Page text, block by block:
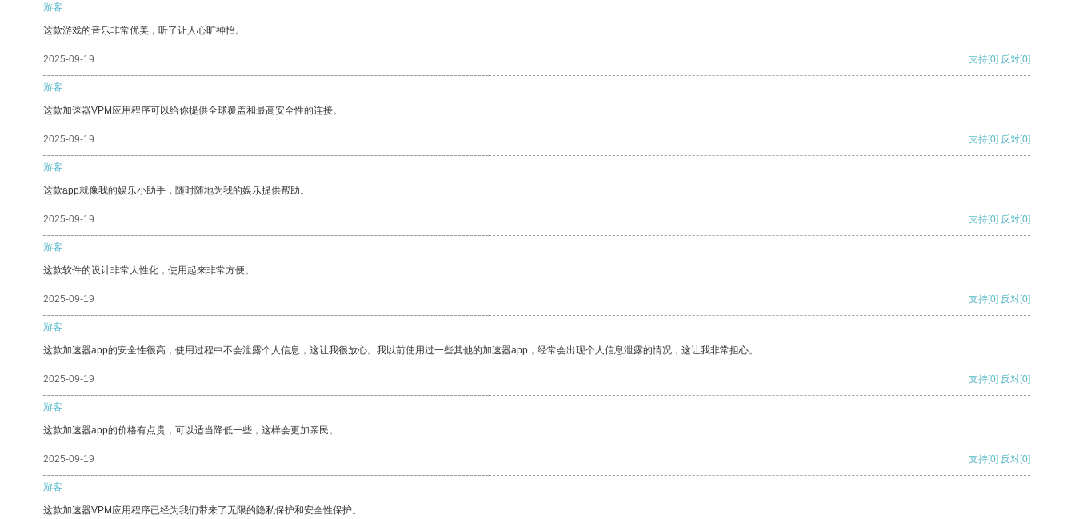
游客
这款游戏的音乐非常优美，听了让人心旷神怡。
2025-09-19 支持[0] 反对[0]
游客
这款加速器VPM应用程序可以给你提供全球覆盖和最高安全性的连接。
2025-09-19 支持[0] 反对[0]
游客
这款app就像我的娱乐小助手，随时随地为我的娱乐提供帮助。
2025-09-19 支持[0] 反对[0]
游客
这款软件的设计非常人性化，使用起来非常方便。
2025-09-19 支持[0] 反对[0]
游客
这款加速器app的安全性很高，使用过程中不会泄露个人信息，这让我很放心。我以前使用过一些其他的加速器app，经常会出现个人信息泄露的情况，这让我非常担心。
2025-09-19 支持[0] 反对[0]
游客
这款加速器app的价格有点贵，可以适当降低一些，这样会更加亲民。
2025-09-19 支持[0] 反对[0]
游客
这款加速器VPM应用程序已经为我们带来了无限的隐私保护和安全性保护。